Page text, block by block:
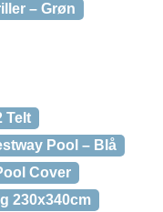
– Grøn
Telt
Pool – Blå
Cover
230x340cm